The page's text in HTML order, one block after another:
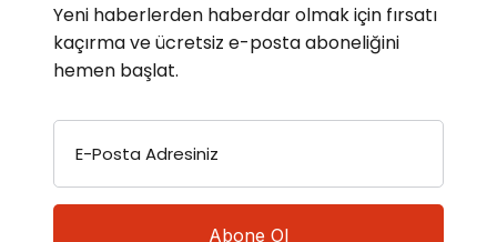
Yeni haberlerden haberdar olmak için fırsatı
kaçırma ve ücretsiz e-posta aboneliğini
hemen başlat.
E-Posta Adresiniz